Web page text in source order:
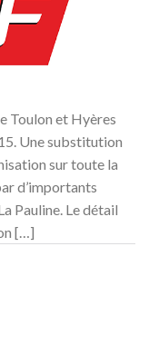
Toulon et Hyères
Une substitution
sur toute la
d’importants
Pauline. Le détail
[…]